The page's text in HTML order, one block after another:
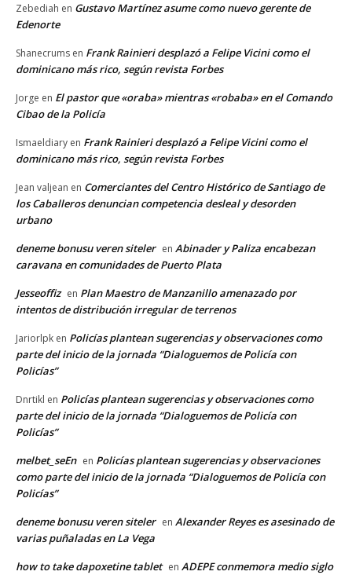
Zebediah en Gustavo Martínez asume como nuevo gerente de
Edenorte
Shanecrums en Frank Rainieri desplazó a Felipe Vicini como el
dominicano más rico, según revista Forbes
Jorge en El pastor que «oraba» mientras «robaba» en el Comando
Cibao de la Policía
Ismaeldiary en Frank Rainieri desplazó a Felipe Vicini como el
dominicano más rico, según revista Forbes
Jean valjean en Comerciantes del Centro Histórico de Santiago de
los Caballeros denuncian competencia desleal y desorden
urbano
deneme bonusu veren siteler en Abinader y Paliza encabezan
caravana en comunidades de Puerto Plata
Jesseoffiz en Plan Maestro de Manzanillo amenazado por
intentos de distribución irregular de terrenos
Jariorlpk en Policías plantean sugerencias y observaciones como
parte del inicio de la jornada “Dialoguemos de Policía con
Policías”
Dnrtikl en Policías plantean sugerencias y observaciones como
parte del inicio de la jornada “Dialoguemos de Policía con
Policías”
melbet_seEn en Policías plantean sugerencias y observaciones
como parte del inicio de la jornada “Dialoguemos de Policía con
Policías”
deneme bonusu veren siteler en Alexander Reyes es asesinado de
varias puñaladas en La Vega
how to take dapoxetine tablet en ADEPE conmemora medio siglo